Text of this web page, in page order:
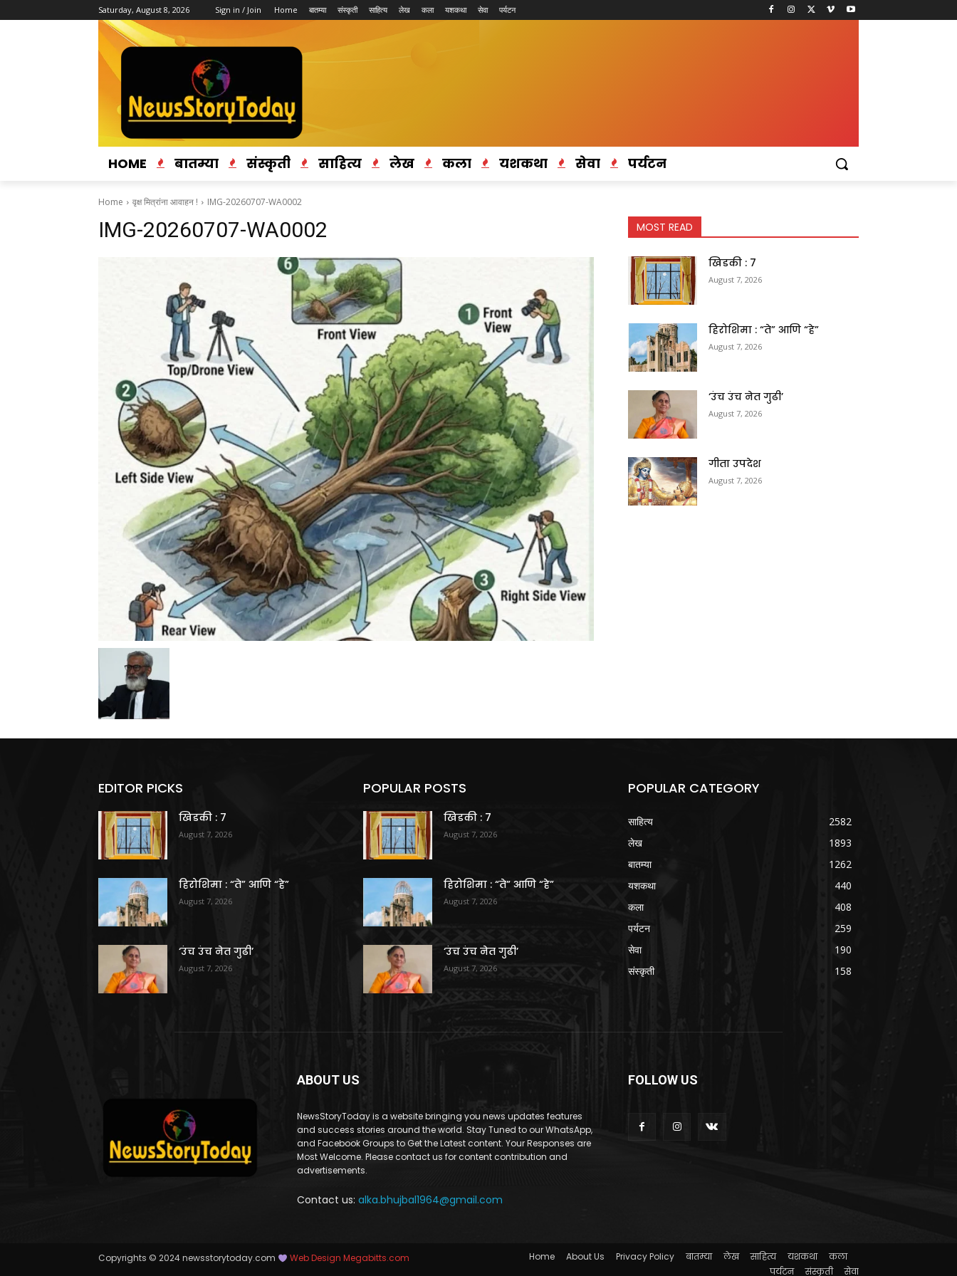
Saturday, August 8, 2026 Sign in / Join Home बातम्या संस्कृती साहित्य लेख कला यशकथा सेवा पर्यटन
HOME बातम्या संस्कृती साहित्य लेख कला यशकथा सेवा पर्यटन
Home वृक्ष मित्रांना आवाहन ! IMG-20260707-WA0002
IMG-20260707-WA0002 MOST READ
खिडकी : 7
August 7, 2026
हिरोशिमा : “ते” आणि “हे”
August 7, 2026
‘उंच उंच नेत गुढी’
August 7, 2026
गीता उपदेश
August 7, 2026
EDITOR PICKS
खिडकी : 7
August 7, 2026
हिरोशिमा : “ते” आणि “हे”
August 7, 2026
‘उंच उंच नेत गुढी’
August 7, 2026
POPULAR POSTS
खिडकी : 7
August 7, 2026
हिरोशिमा : “ते” आणि “हे”
August 7, 2026
‘उंच उंच नेत गुढी’
August 7, 2026
POPULAR CATEGORY
साहित्य
2582
लेख
1893
बातम्या
1262
यशकथा
440
कला
408
पर्यटन
259
सेवा
190
संस्कृती
158
ABOUT US
NewsStoryToday is a website bringing you news updates features
and success stories around the world. Stay Tuned to our WhatsApp,
and Facebook Groups to Get the Latest content. Your Responses are
Most Welcome. Please contact us for content contribution and
advertisements.
Contact us: alka.bhujbal1964@gmail.com
FOLLOW US
Copyrights © 2024 newsstorytoday.com Web Design Megabitts.com Home About Us Privacy Policy बातम्या लेख साहित्य यशकथा
कला
पर्यटन
संस्कृती सेवा